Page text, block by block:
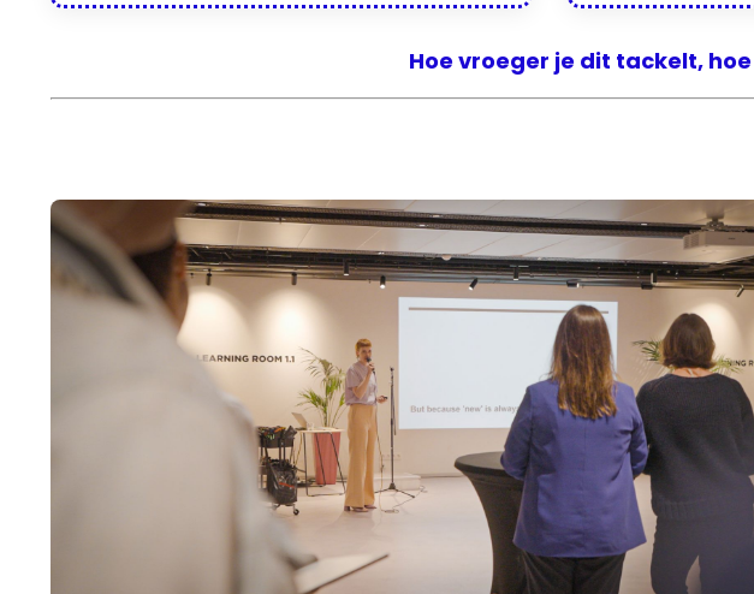
Hoe vroeger je dit tackelt,